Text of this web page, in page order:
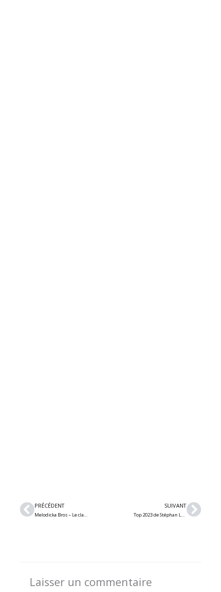
Précédent
PRÉCÉDENT
Melodicka Bros – Le classique « The Phantom of the Opera » en rock/metal électro et une version metal industriel de Taylor Swift
SUIVANT
Top 2023 de Stéphan Lévesque – albums metal, EP et melodic hard rock
Laisser un commentaire